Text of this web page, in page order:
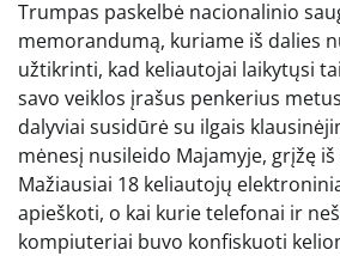
Trumpas paskelbė nacionalinio
memorandumą, kuriame iš dalies
užtikrinti, kad keliautojai laikytųsi
savo veiklos įrašus penkerius
dalyviai susidūrė su ilgais
mėnesį nusileido Majamyje, grįžę iš
Mažiausiai 18 keliautojų
apieškoti, o kai kurie telefonai ir
kompiuteriai buvo konfiskuoti